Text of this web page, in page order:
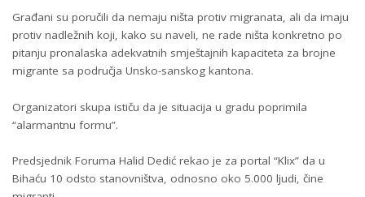
Građani su poručili da nemaju ništa protiv migranata, ali da imaju
protiv nadležnih koji, kako su naveli, ne rade ništa konkretno po
pitanju pronalaska adekvatnih smještajnih kapaciteta za brojne
migrante sa područja Unsko-sanskog kantona.
Organizatori skupa ističu da je situacija u gradu poprimila
“alarmantnu formu”.
Predsjednik Foruma Halid Dedić rekao je za portal “Klix” da u
Bihaću 10 odsto stanovništva, odnosno oko 5.000 ljudi, čine